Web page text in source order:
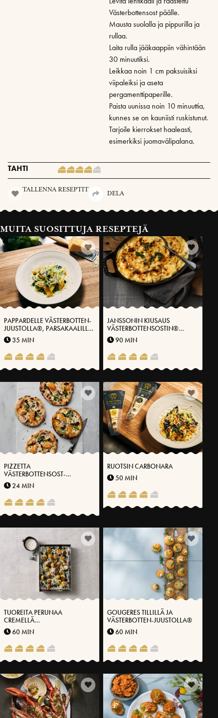
Västerbottensost päälle.
Mausta suolalla ja pippurilla ja
rullaa.
Laita rulla jääkaappiin vähintään
30 minuutiksi.
Leikkaa noin 1 cm paksuisiksi
viipaleiksi ja aseta
pergamenttipaperille.
Paista uunissa noin 10 minuuttia,
kunnes se on kauniisti ruskistunut.
Tarjoile kierrokset haaleasti,
esimerkiksi juomavälipalana.
TAHTI
TALLENNA RESEPTIT
DELA
MUITA SUOSITTUJA RESEPTEJÄ
PAPPARDELLE VÄSTERBOTTEN-
JUUSTOLLA®, PARSAKAALILLA
JA SITRUUNALLA
MARINOIDULLA
HOPEASIPULILLA
35 MIN
JANSSONIN KIUSAUS
VÄSTERBOTTENSOSTIN®
KANSSA
90 MIN
PIZZETTA
VÄSTERBOTTENSOST-
MÄDILLÄ® JA KUIVATULLA
RIISTANLIHALLA
24 MIN
RUOTSIN CARBONARA
50 MIN
TUOREITA PERUNAA
CREMELLÄ
VÄSTERBOTTENSOST-
YRTTIÖLJYLLÄ® JA
HAPATETTUA KESÄSIPULIA
60 MIN
GOUGERES TILLILLÄ JA
VÄSTERBOTTEN-JUUSTOLLA®
60 MIN